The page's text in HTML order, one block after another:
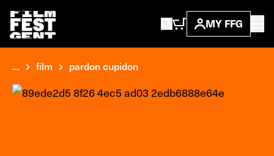
MY FFG
... film pardon cupidon